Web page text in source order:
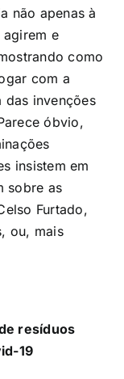
não apenas à
agirem e
como
com a
das invenções
óbvio,
insistem em
sobre as
Furtado,
ou, mais
resíduos
19